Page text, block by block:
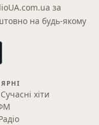
за
на будь-якому
хіти